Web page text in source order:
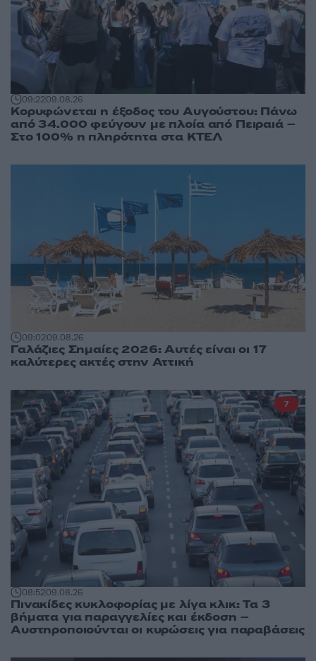
09:2209.08.26
Κορυφώνεται η έξοδος του Αυγούστου: Πάνω
από 34.000 φεύγουν με πλοία από Πειραιά –
Στο 100% η πληρότητα στα ΚΤΕΛ
09:0209.08.26
Γαλάζιες Σημαίες 2026: Αυτές είναι οι 17
καλύτερες ακτές στην Αττική
08:5209.08.26
Πινακίδες κυκλοφορίας με λίγα κλικ: Τα 3
βήματα για παραγγελίες και έκδοση –
Αυστηροποιούνται οι κυρώσεις για παραβάσεις
7